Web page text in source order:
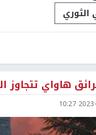
الـ100 والبحث ما زال
2023-